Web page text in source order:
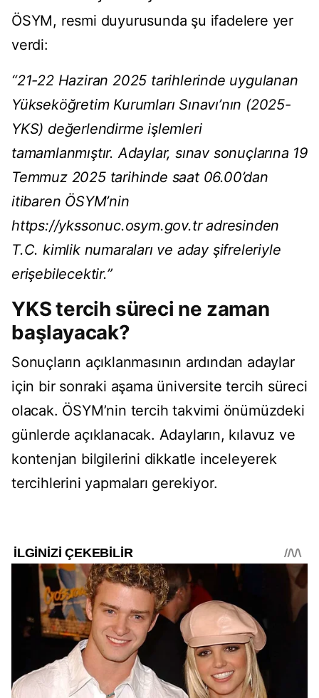
ÖSYM, resmi duyurusunda şu ifadelere yer
verdi:
“21-22 Haziran 2025 tarihlerinde uygulanan
Yükseköğretim Kurumları Sınavı’nın (2025-
YKS) değerlendirme işlemleri
tamamlanmıştır. Adaylar, sınav sonuçlarına 19
Temmuz 2025 tarihinde saat 06.00’dan
itibaren ÖSYM’nin
https://ykssonuc.osym.gov.tr adresinden
T.C. kimlik numaraları ve aday şifreleriyle
erişebilecektir.”
YKS tercih süreci ne zaman
başlayacak?
Sonuçların açıklanmasının ardından adaylar
için bir sonraki aşama üniversite tercih süreci
olacak. ÖSYM’nin tercih takvimi önümüzdeki
günlerde açıklanacak. Adayların, kılavuz ve
kontenjan bilgilerini dikkatle inceleyerek
tercihlerini yapmaları gerekiyor.